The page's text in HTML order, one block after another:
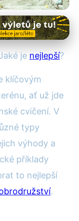
pro
je nejlepší?
klíčovým
ať už jde
cvičení. V
typy
výhody a
příklady
to nejlepší
.